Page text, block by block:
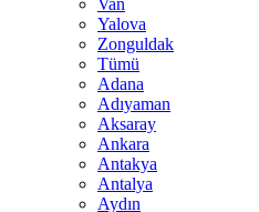
Van
Yalova
Zonguldak
Tümü
Adana
Adıyaman
Aksaray
Ankara
Antakya
Antalya
Aydın